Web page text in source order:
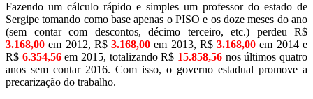
Fazendo um cálculo rápido e simples um professor do estado de
Sergipe tomando como base apenas o PISO e os doze meses do ano
(sem contar com descontos, décimo terceiro, etc.) perdeu R$
3.168,00 em 2012, R$3.168,00 em 2013, R$3.168,00 em 2014 e
R$ 6.354,56em 2015, totalizando R$ 15.858,56 nos últimos quatro
anos sem contar 2016. Com isso, o governo estadual promove a
precarização do trabalho.